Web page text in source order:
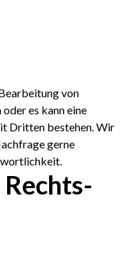
von
es kann eine
Dritten bestehen. Wir
gerne
Rechts­